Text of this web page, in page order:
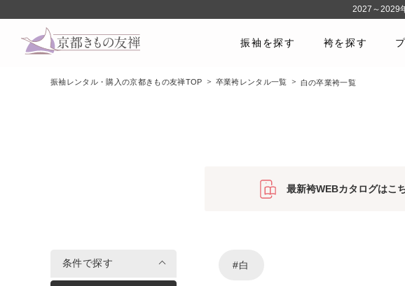
振袖を探す 袴を探す
振袖レンタル・購入の京都きもの友禅TOP 卒業袴レンタル一覧 白の卒業袴一覧
最新袴WEBカタログはこ
条件で探す #白
2027～2029